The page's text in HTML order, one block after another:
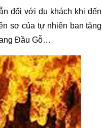
đối với du khách khi đến
sơ của tự nhiên ban tặng
Đầu Gỗ…